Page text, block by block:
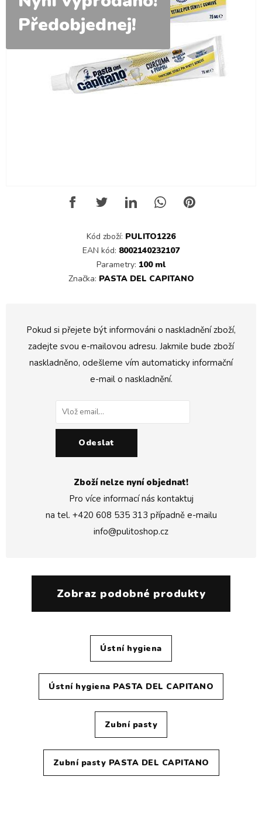
Předobjednej!
Kód zboží: PULITO1226
EAN kód: 8002140232107
Parametry: 100 ml
Značka: PASTA DEL CAPITANO
Pokud si přejete být informováni o naskladnění zboží,
zadejte svou e-mailovou adresu. Jakmile bude zboží
naskladněno, odešleme vím automaticky informační
e-mail o naskladnění.
Odeslat
Zboží nelze nyní objednat!
Pro více informací nás kontaktuj
na tel. +420 608 535 313 případně e-mailu
info@pulitoshop.cz
Zobraz podobné produkty
Ústní hygiena
Ústní hygiena PASTA DEL CAPITANO
Zubní pasty
Zubní pasty PASTA DEL CAPITANO